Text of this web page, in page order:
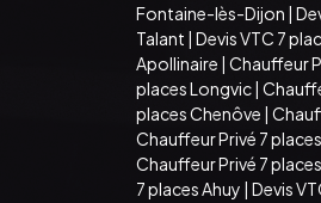
Fontaine-lès-Dijon |
Talant | Devis VTC 7
Apollinaire | Chauffeur
places Longvic|
places Chenôve |
Chauffeur Privé 7
Chauffeur Privé 7
7 places Ahuy | Devis